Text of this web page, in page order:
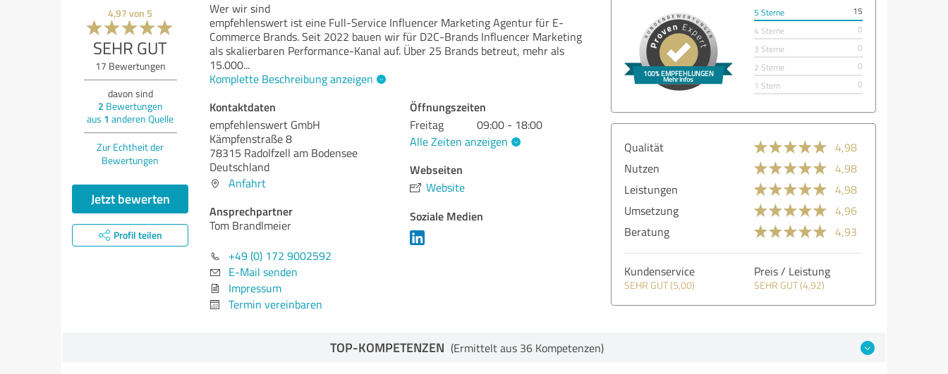
4,97 von 5
SEHR GUT
17 Bewertungen
davon sind
2 Bewertungen
aus 1 anderen Quelle
Zur Echtheit der
Bewertungen
Jetzt bewerten
Profil teilen
Wer wir sind
empfehlenswert ist eine Full-Service Influencer Marketing Agentur für E-
Commerce Brands. Seit 2022 bauen wir für D2C-Brands Influencer Marketing
als skalierbaren Performance-Kanal auf. Über 25 Brands betreut, mehr als
15.000...
Komplette Beschreibung anzeigen
Kontaktdaten
empfehlenswert GmbH
Kämpfenstraße 8
78315 Radolfzell am Bodensee
Deutschland
Anfahrt
Ansprechpartner
Tom Brandlmeier
+49 (0) 172 9002592
E-Mail senden
Impressum
Termin vereinbaren
Öffnungszeiten
Freitag
09:00 - 18:00
Alle Zeiten anzeigen
Webseiten
Website
Soziale Medien
5 Sterne
15
4 Sterne
0
3 Sterne
0
2 Sterne
0
1 Stern
0
Qualität
4,98
Nutzen
4,98
Leistungen
4,98
Umsetzung
4,96
Beratung
4,93
Kundenservice
SEHR GUT (5,00)
Preis / Leistung
SEHR GUT (4,92)
TOP-KOMPETENZEN (Ermittelt aus 36 Kompetenzen)